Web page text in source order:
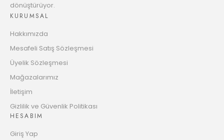
Taksit
12
dönüştürüyor.
KURUMSAL
Hakkımızda
Mesafeli Satış Sözleşmesi
Üyelik Sözleşmesi
Mağazalarımız
İletişim
Gizlilik ve Güvenlik Politikası
HESABIM
Giriş Yap